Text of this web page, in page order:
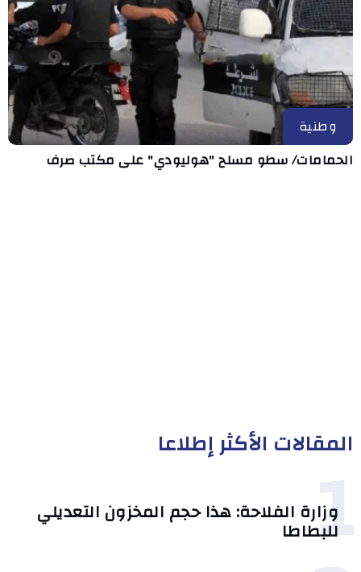
وطنية
الحمامات/ سطو مسلح "هوليودي" على مكتب صرف
المقالات الأكثر إطلاعا
1
وزارة الفلاحة: هذا حجم المخزون التعديلي
للبطاطا